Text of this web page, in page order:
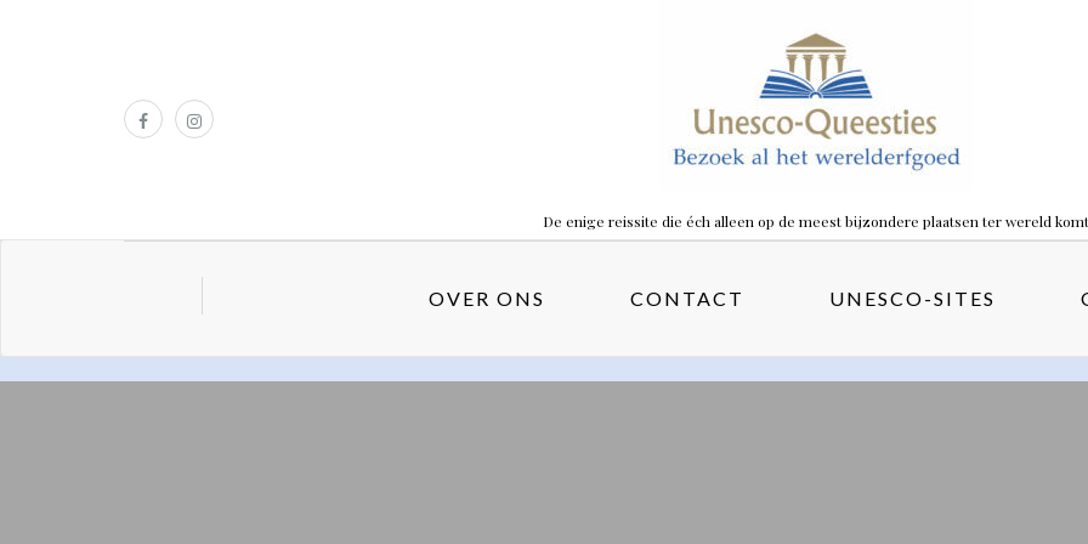
De enige reissite die éch alleen op de meest bijzondere plaatsen ter wereld komt
OVER ONS CONTACT UNESCO-SITES